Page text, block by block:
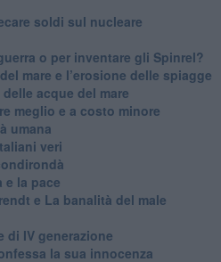
soldi sul nucleare
o per inventare gli Spinrel?
mare e l’erosione delle spiagge
acque del mare
meglio e a costo minore
umana
veri
e la pace
e La banalità del male
di IV generazione
la sua innocenza